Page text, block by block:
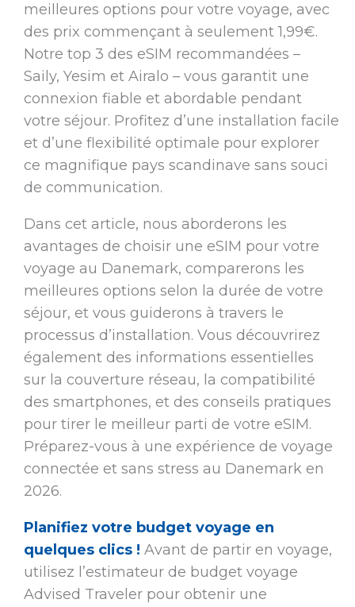
meilleures options pour votre voyage, avec
des prix commençant à seulement 1,99€.
Notre top 3 des eSIM recommandées –
Saily, Yesim et Airalo – vous garantit une
connexion fiable et abordable pendant
votre séjour. Profitez d’une installation facile
et d’une flexibilité optimale pour explorer
ce magnifique pays scandinave sans souci
de communication.
Dans cet article, nous aborderons les
avantages de choisir une eSIM pour votre
voyage au Danemark, comparerons les
meilleures options selon la durée de votre
séjour, et vous guiderons à travers le
processus d’installation. Vous découvrirez
également des informations essentielles
sur la couverture réseau, la compatibilité
des smartphones, et des conseils pratiques
pour tirer le meilleur parti de votre eSIM.
Préparez-vous à une expérience de voyage
connectée et sans stress au Danemark en
2026.
Planifiez votre budget voyage en
quelques clics ! Avant de partir en voyage,
utilisez l’estimateur de budget voyage
Advised Traveler pour obtenir une